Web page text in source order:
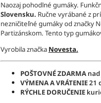
Naozaj pohodlné gumáky.
Slovensku. Ručne vyrábané z
nezničiteľné gumáky od značky
Partizánskom. Tento typ
Vyrobila značka Novesta.
POŠTOVNÉ ZDARMA
VÝMENA A VRÁTENIE21
RÝCHLE DORUČENIE